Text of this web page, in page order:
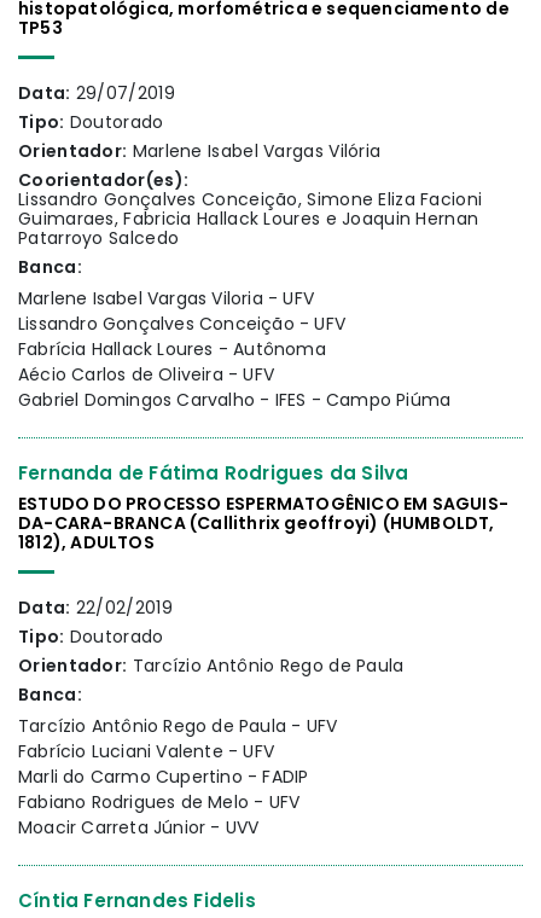
histopatológica, morfométrica e sequenciamento de
TP53
Data: 29/07/2019
Tipo: Doutorado
Orientador: Marlene Isabel Vargas Vilória
Coorientador(es):
Lissandro Gonçalves Conceição, Simone Eliza Facioni
Guimaraes, Fabricia Hallack Loures e Joaquin Hernan
Patarroyo Salcedo
Banca:
Marlene Isabel Vargas Viloria - UFV
Lissandro Gonçalves Conceição - UFV
Fabrícia Hallack Loures - Autônoma
Aécio Carlos de Oliveira - UFV
Gabriel Domingos Carvalho - IFES - Campo Piúma
Fernanda de Fátima Rodrigues da Silva
ESTUDO DO PROCESSO ESPERMATOGÊNICO EM SAGUIS-
DA-CARA-BRANCA (Callithrix geoffroyi) (HUMBOLDT,
1812), ADULTOS
Data: 22/02/2019
Tipo: Doutorado
Orientador: Tarcízio Antônio Rego de Paula
Banca:
Tarcízio Antônio Rego de Paula - UFV
Fabrício Luciani Valente - UFV
Marli do Carmo Cupertino - FADIP
Fabiano Rodrigues de Melo - UFV
Moacir Carreta Júnior - UVV
Cíntia Fernandes Fidelis